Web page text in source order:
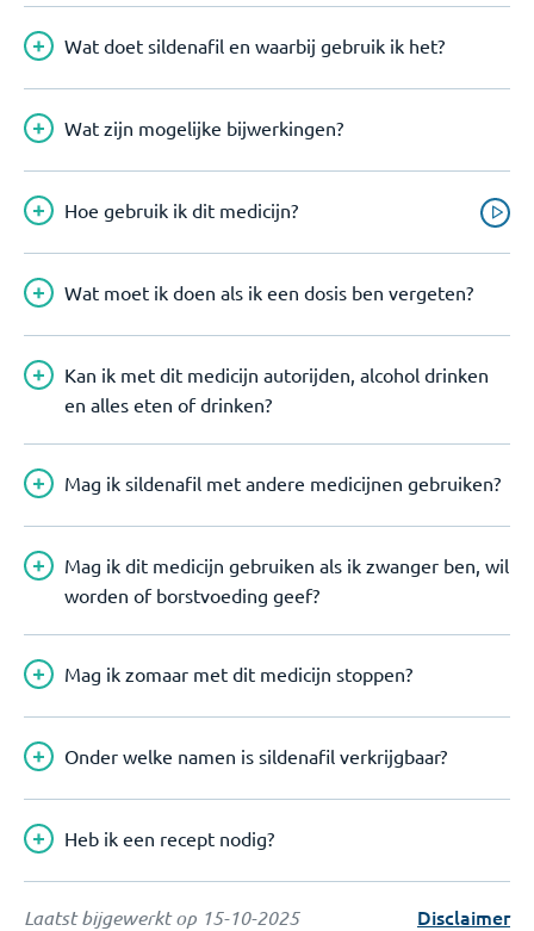
Wat doet sildenafil en waarbij gebruik ik het?
Wat zijn mogelijke bijwerkingen?
Hoe gebruik ik dit medicijn?
Wat moet ik doen als ik een dosis ben vergeten?
Kan ik met dit medicijn autorijden, alcohol drinken
en alles eten of drinken?
Mag ik sildenafil met andere medicijnen gebruiken?
Mag ik dit medicijn gebruiken als ik zwanger ben, wil
worden of borstvoeding geef?
Mag ik zomaar met dit medicijn stoppen?
Onder welke namen is sildenafil verkrijgbaar?
Heb ik een recept nodig?
Laatst bijgewerkt op 15-10-2025 Disclaimer